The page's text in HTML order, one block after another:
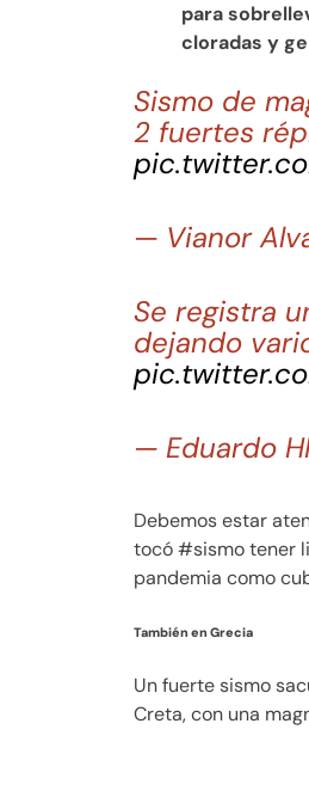
para
cloradas y
Sismo de
2 fuertes
— Vianor
Se registra
dejando
— Eduardo
Debemos estar
tocó #sismo tener
pandemia como
También en Grecia
Un fuerte sismo
Creta, con una